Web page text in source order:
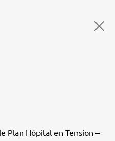
Plan Hôpital en Tension –